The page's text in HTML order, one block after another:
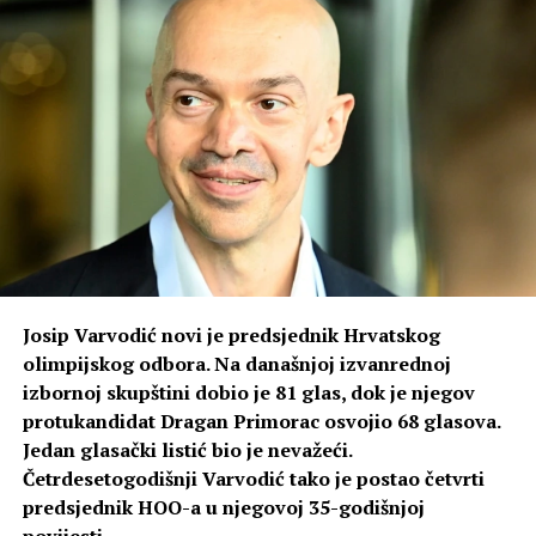
Josip Varvodić novi je predsjednik Hrvatskog
olimpijskog odbora. Na današnjoj izvanrednoj
izbornoj skupštini dobio je 81 glas, dok je njegov
protukandidat Dragan Primorac osvojio 68 glasova.
Jedan glasački listić bio je nevažeći.
Četrdesetogodišnji Varvodić tako je postao četvrti
predsjednik HOO-a u njegovoj 35-godišnjoj